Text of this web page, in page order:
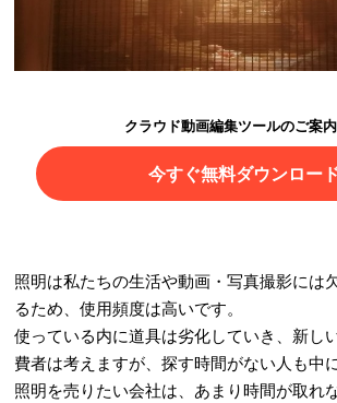
クラウド動画編集ツールのご案
今すぐ無料ダウンロー
照明は私たちの生活や動画・写真撮影には
るため、使用頻度は高いです。
使っている内に道具は劣化していき、新し
費者は考えますが、探す時間がない人も中
照明を売りたい会社は、あまり時間が取れ